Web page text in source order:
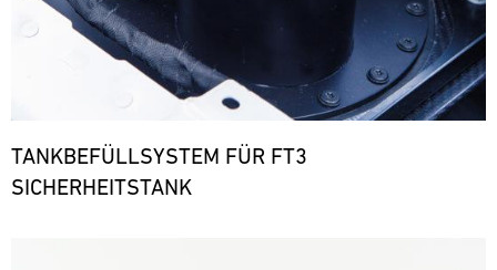
TANKBEFÜLLSYSTEM FÜR FT3
SICHERHEITSTANK